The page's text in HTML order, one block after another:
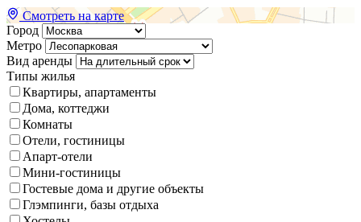
Смотреть на карте
Город
Метро
Вид аренды
Типы жилья
Квартиры, апартаменты
Дома, коттеджи
Комнаты
Отели, гостиницы
Апарт-отели
Мини-гостиницы
Гостевые дома и другие объекты
Глэмпинги, базы отдыха